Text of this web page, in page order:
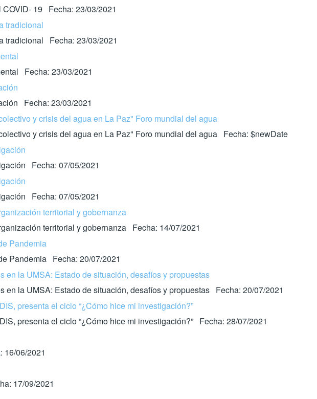
19 Fecha: 23/03/2021
tradicional
tradicional Fecha: 23/03/2021
Fecha: 23/03/2021
Fecha: 23/03/2021
y crisis del agua en La Paz" Foro mundial del agua
y crisis del agua en La Paz" Foro mundial del agua Fecha: $newDate
Fecha: 07/05/2021
Fecha: 07/05/2021
territorial y gobernanza
territorial y gobernanza Fecha: 14/07/2021
Pandemia
Pandemia Fecha: 20/07/2021
en la UMSA: Estado de situación, desafíos y propuestas
en la UMSA: Estado de situación, desafíos y propuestas Fecha: 20/07/2021
presenta el ciclo “¿Cómo hice mi investigación?”
presenta el ciclo “¿Cómo hice mi investigación?” Fecha: 28/07/2021
06/2021
17/09/2021